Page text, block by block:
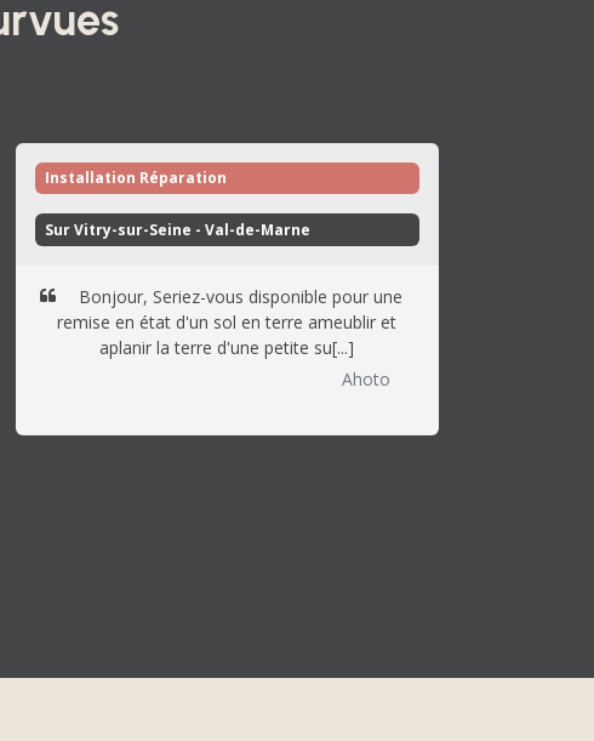
Installation Réparation
Sur Vitry-sur-Seine - Val-de-Marne
Bonjour, Seriez-vous disponible pour une
remise en état d'un sol en terre ameublir et
aplanir la terre d'une petite su[...]
Ahoto